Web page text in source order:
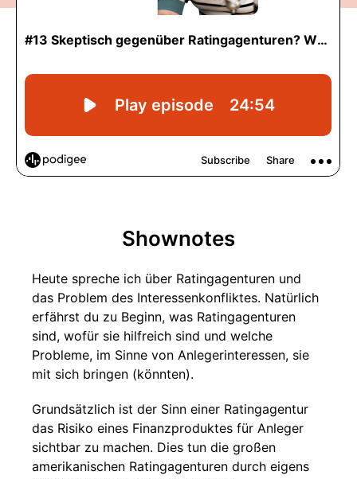
Shownotes
Heute spreche ich über Ratingagenturen und
das Problem des Interessenkonfliktes. Natürlich
erfährst du zu Beginn, was Ratingagenturen
sind, wofür sie hilfreich sind und welche
Probleme, im Sinne von Anlegerinteressen, sie
mit sich bringen (könnten).
Grundsätzlich ist der Sinn einer Ratingagentur
das Risiko eines Finanzproduktes für Anleger
sichtbar zu machen. Dies tun die großen
amerikanischen Ratingagenturen durch eigens